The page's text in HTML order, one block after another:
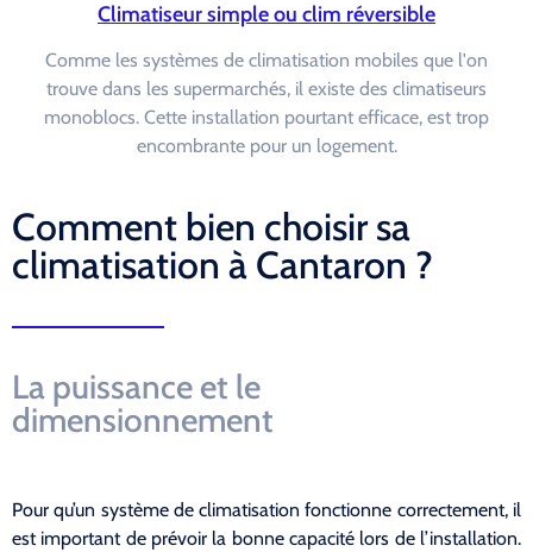
Climatiseur simple ou clim réversible
Comme les systèmes de climatisation mobiles que l'on
trouve dans les supermarchés, il existe des climatiseurs
monoblocs. Cette installation pourtant efficace, est trop
encombrante pour un logement.
Comment bien choisir sa
climatisation à Cantaron ?
La puissance et le
dimensionnement
Pour qu’un système de climatisation fonctionne correctement, il
est important de prévoir la bonne capacité lors de l’installation.